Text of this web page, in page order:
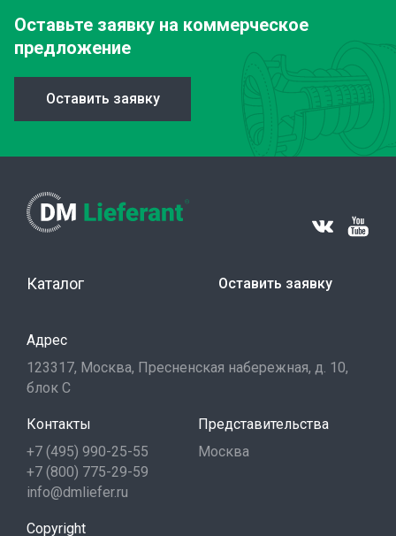
Оставьте заявку на коммерческое
предложение
Оставить заявку
Каталог Оставить заявку
Адрес
123317, Москва, Пресненская набережная, д. 10,
блок С
Контакты
+7 (495) 990-25-55
+7 (800) 775-29-59
info@dmliefer.ru
Представительства
Москва
Copyright